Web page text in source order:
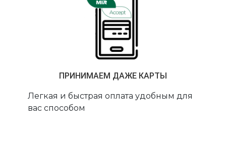
ПРИНИМАЕМ ДАЖЕ КАРТЫ
Легкая и быстрая оплата удобным для
вас способом